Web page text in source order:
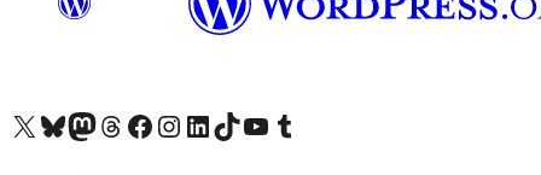
关注我们的 X（原 Twitter）账号访问我们的 Bluesky 账号关注我们的 Mastodon 账号访问我们的 Threads 账号 访问我们的 Facebook 公共主页关注我们的 Instagram 账号 关注我们的 LinkedIn 主页访问我们的 TikTok 账号访问我们的 YouTube 频道 访问我们的 Tumblr 账号